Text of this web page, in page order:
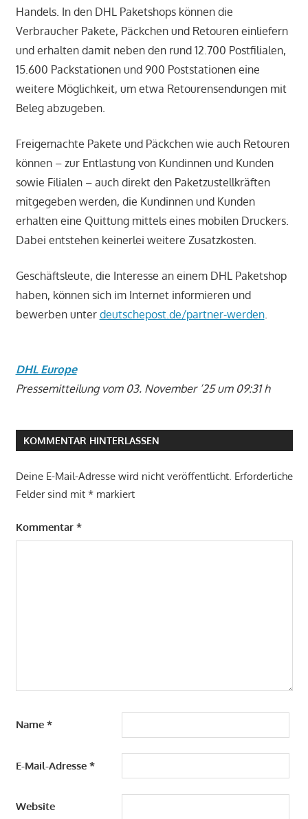
Handels. In den DHL Paketshops können die
Verbraucher Pakete, Päckchen und Retouren einliefern
und erhalten damit neben den rund 12.700 Postfilialen,
15.600 Packstationen und 900 Poststationen eine
weitere Möglichkeit, um etwa Retourensendungen mit
Beleg abzugeben.
Freigemachte Pakete und Päckchen wie auch Retouren
können – zur Entlastung von Kundinnen und Kunden
sowie Filialen – auch direkt den Paketzustellkräften
mitgegeben werden, die Kundinnen und Kunden
erhalten eine Quittung mittels eines mobilen Druckers.
Dabei entstehen keinerlei weitere Zusatzkosten.
Geschäftsleute, die Interesse an einem DHL Paketshop
haben, können sich im Internet informieren und
bewerben unter deutschepost.de/partner-werden.
DHL Europe
Pressemitteilung vom 03. November ’25 um 09:31 h
KOMMENTAR HINTERLASSEN
Deine E-Mail-Adresse wird nicht veröffentlicht. Erforderliche
Felder sind mit *markiert
Kommentar *
Name *
E-Mail-Adresse *
Website